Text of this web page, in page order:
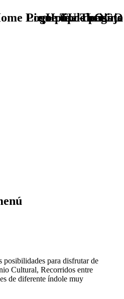
TU - LOGO
posibilidades para disfrutar de
Cultural, Recorridos entre
de diferente índole muy
que tipo de viaje
Logo pie de página
Pie Home Turismo